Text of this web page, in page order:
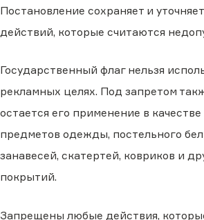
Постановление сохраняет и
действий, которые считаются
Государственный флаг нельзя
рекламных целях. Под запретом
остается его применение в качестве
предметов одежды, постельного
занавесей, скатертей, ковриков и
покрытий.
Запрещены любые действия,